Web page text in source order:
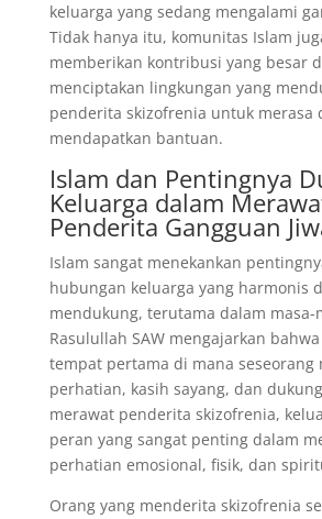
keluarga yang sedang mengalami
Tidak hanya itu, komunitas Islam
memberikan kontribusi yang besar
menciptakan lingkungan yang
penderita skizofrenia untuk merasa
mendapatkan bantuan.
Islam dan Pentingnya
Keluarga dalam
Penderita Gangguan
Islam sangat menekankan
hubungan keluarga yang harmonis
mendukung, terutama dalam masa-
Rasulullah SAW mengajarkan
tempat pertama di mana seseorang
perhatian, kasih sayang, dan
merawat penderita skizofrenia,
peran yang sangat penting dalam
perhatian emosional, fisik, dan
Orang yang menderita skizofrenia